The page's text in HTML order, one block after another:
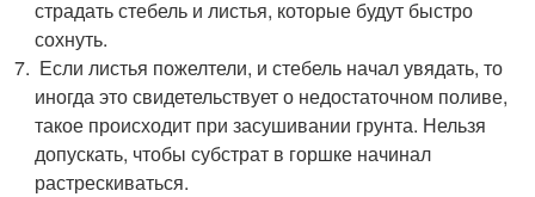
страдать стебель и листья, которые будут быстро
сохнуть.
Если листья пожелтели, и стебель начал увядать, то
иногда это свидетельствует о недостаточном поливе,
такое происходит при засушивании грунта. Нельзя
допускать, чтобы субстрат в горшке начинал
растрескиваться.